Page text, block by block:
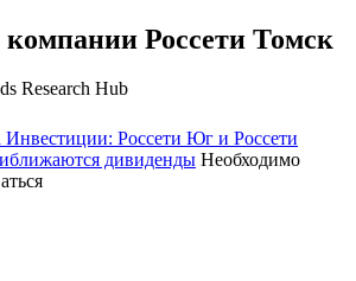
Россети Томск
Research Hub
Россети Юг и Россети
дивиденды Необходимо